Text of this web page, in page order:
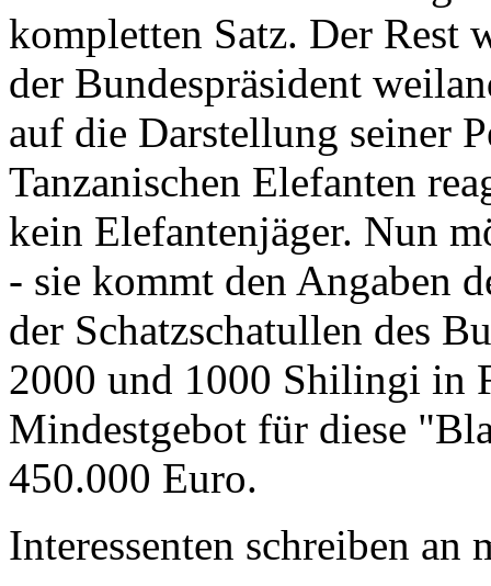
kompletten Satz. Der Rest
der Bundespräsident
auf die Darstellung seiner
Tanzanischen Elefanten
kein Elefantenjäger. Nun
- sie kommt den Angaben
der Schatzschatullen des
2000 und 1000 Shilingi in
Mindestgebot für diese
450.000 Euro.
Interessenten schreiben